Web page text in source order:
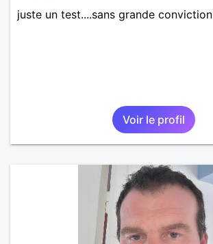
juste un test....sans grande conviction
Voir le profil